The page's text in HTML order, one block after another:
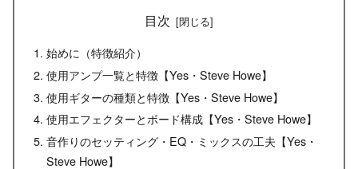
目次
始めに（特徴紹介）
使用アンプ一覧と特徴【Yes・Steve Howe】
使用ギターの種類と特徴【Yes・Steve Howe】
使用エフェクターとボード構成【Yes・Steve Howe】
音作りのセッティング・EQ・ミックスの工夫【Yes・
Steve Howe】